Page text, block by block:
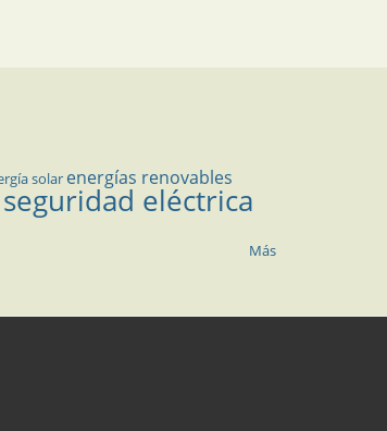
solar energías renovables
seguridad eléctrica
Más